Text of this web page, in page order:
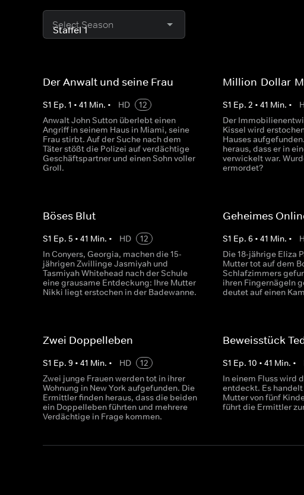
Select Season
Der Anwalt und seine Frau
S1 Ep. 1 • 41 Min. • HD
12
Anwalt John Sutton überlebt einen
Angriff in seinem Haus in Miami, seine
Frau stirbt. Auf der Suche nach dem
Täter stößt die Polizei auf verdächtige
Geschäftspartner und einen Sohn voller
Groll.
Million-Dollar-
S1 Ep.2 •41 Min. •
Der
Kissel wird
Hauses
heraus, dass er in
verwickelt war.
ermordet?
Böses Blut
S1 Ep. 5 • 41 Min. • HD
12
In Conyers, Georgia, machen die 15-
jährigen Zwillinge Jasmiyah und
Tasmiyah Whitehead nach der Schule
eine grausame Entdeckung: Ihre Mutter
Nikki liegt erstochen in der Badewanne.
Geheimes
S1 Ep.6 •41 Min. •
Die 18-jährige Eliza
Mutter tot auf dem
Schlafzimmers
ihren Fingernägeln
deutet auf einen
Zwei Doppelleben
S1 Ep. 9 • 41 Min. • HD
12
Zwei junge Frauen werden tot in ihrer
Wohnung in New York aufgefunden. Die
Ermittler finden heraus, dass die beiden
ein Doppelleben führten und mehrere
Verdächtige in Frage kommen.
Beweisstück
S1 Ep.10 •41 Min. •
In einem Fluss wird
entdeckt. Es
Mutter von fünf
führt die Ermittler